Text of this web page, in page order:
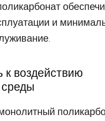
и
к воздействию